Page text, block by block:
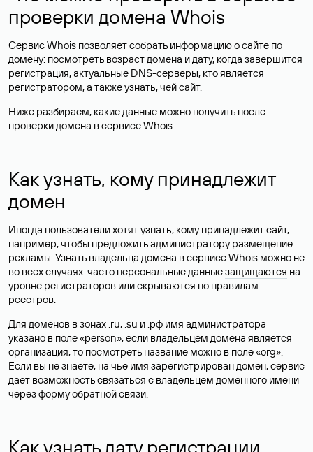
проверки домена Whois
Сервис Whois позволяет собрать информацию о сайте по
домену: посмотреть возраст домена и дату, когда завершится
регистрация, актуальные DNS-серверы, кто является
регистратором, а также узнать, чей сайт.
Ниже разбираем, какие данные можно получить после
проверки домена в сервисе Whois.
Как узнать, кому принадлежит
домен
Иногда пользователи хотят узнать, кому принадлежит сайт,
например, чтобы предложить администратору размещение
рекламы. Узнать владельца домена в сервисе Whois можно не
во всех случаях: часто персональные данныезащищаются на
уровне регистраторов или скрываются по правилам
реестров.
Для доменов в зонах .ru, .su и .рф имя администратора
указано в поле «person», если владельцем домена является
организация, то посмотреть название можно в поле «org».
Если вы не знаете, на чье имя зарегистрирован домен, сервис
дает возможность связаться с владельцем доменного имени
через форму обратной связи.
Как узнать дату регистрации